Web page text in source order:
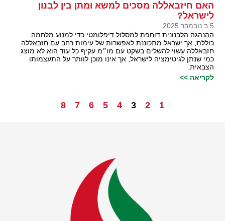
האם חיזבאללה מסכים למשא ומתן בין לבנון
לישראל?
5 ב נובמבר 2025
ההנהגה הלבנונית דוחפת למסלול דיפלומטי כדי למנוע מלחמה
כוללת, אך ישראל מתכוננת לאפשרות של עימות רחב עם חזבאללה.
חזבאללה עשוי להשלים בשקט עם מו״מ עקיף כל עוד הוא לא מוצג
כמי שנתן לגיטימציה לישראל, אך אינו מוכן לוותר על התעצמותו
הצבאית.
לקריאה >>
1
2
3
4
5
6
7
8